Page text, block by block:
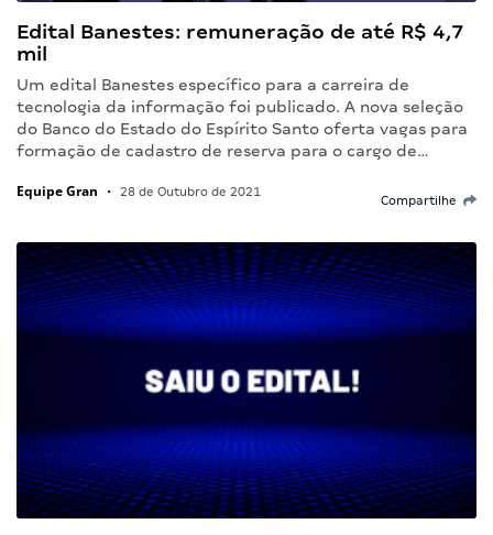
Edital Banestes: remuneração de até R$ 4,7
mil
Um edital Banestes específico para a carreira de
tecnologia da informação foi publicado. A nova seleção
do Banco do Estado do Espírito Santo oferta vagas para
formação de cadastro de reserva para o cargo de…
Equipe Gran • 28 de Outubro de 2021
Compartilhe